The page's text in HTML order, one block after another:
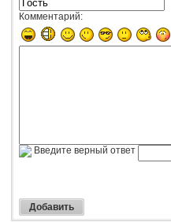
Комментарий:
Введите верный ответ